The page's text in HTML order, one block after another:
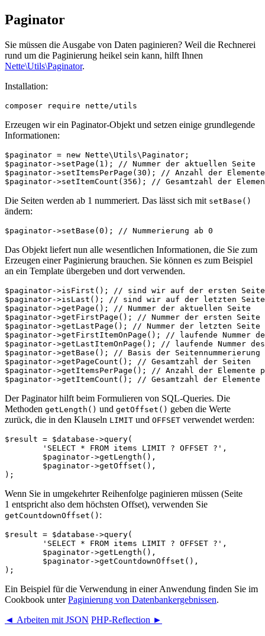
Paginator
Sie müssen die Ausgabe von Daten paginieren? Weil die Rechnerei
rund um die Paginierung heikel sein kann, hilft Ihnen
Nette\Utils\Paginator.
Installation:
Erzeugen wir ein Paginator-Objekt und setzen einige grundlegende
Informationen:
$paginator = new Nette\Utils\Paginator;
$paginator->setPage(1); // Nummer der aktuellen Seite
$paginator->setItemsPerPage(30); // Anzahl der
Die Seiten werden ab 1 nummeriert. Das lässt sich mit setBase()
ändern:
Das Objekt liefert nun alle wesentlichen Informationen, die Sie zum
Erzeugen einer Paginierung brauchen. Sie können es zum Beispiel
an ein Template übergeben und dort verwenden.
$paginator->isFirst(); // sind wir auf der ersten
$paginator->isLast(); // sind wir auf der letzten
$paginator->getPage(); // Nummer der aktuellen Seite
$paginator->getFirstPage(); // Nummer der ersten Seite
$paginator->getLastPage(); // Nummer der letzten Seite
$paginator->getFirstItemOnPage(); // laufende Nummer
$paginator->getLastItemOnPage(); // laufende Nummer
$paginator->getBase(); // Basis der Seitennummerierung
$paginator->getPageCount(); // Gesamtzahl der Seiten
$paginator->getItemsPerPage(); // Anzahl der Elemente
Der Paginator hilft beim Formulieren von SQL-Queries. Die
Methoden getLength() und getOffset() geben die Werte
zurück, die in den Klauseln LIMIT und OFFSET verwendet werden:
$result = $database->query(
Wenn Sie in umgekehrter Reihenfolge paginieren müssen (Seite
1 entspricht also dem höchsten Offset), verwenden Sie
getCountdownOffset() :
$result = $database->query(
Ein Beispiel für die Verwendung in einer Anwendung finden Sie im
Cookbook unterPaginierung von Datenbankergebnissen.
◄ Arbeiten mit JSON PHP-Reflection ►